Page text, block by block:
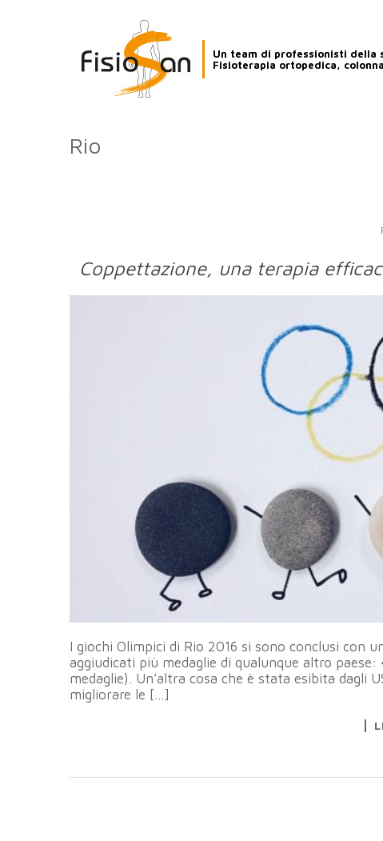
Un team di professionisti della
Fisioterapia ortopedica,
Rio
Coppettazione, una terapia
I giochi Olimpici di Rio 2016 si sono conclusi con
aggiudicati più medaglie di qualunque altro
medaglie). Un’altra cosa che è stata esibita dagli
migliorare le […]